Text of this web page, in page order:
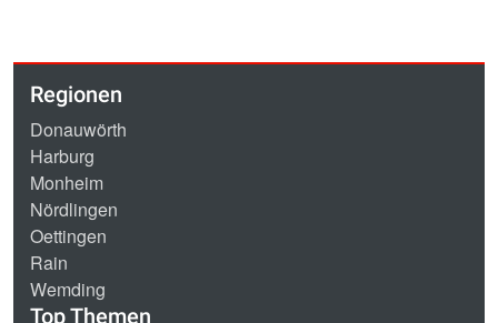
Regionen
Donauwörth
Harburg
Monheim
Nördlingen
Oettingen
Rain
Wemding
Top Themen